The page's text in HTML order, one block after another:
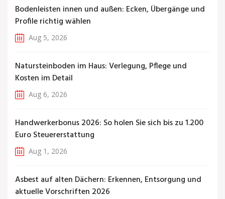
Bodenleisten innen und außen: Ecken, Übergänge und
Profile richtig wählen
Aug 5, 2026
Natursteinboden im Haus: Verlegung, Pflege und
Kosten im Detail
Aug 6, 2026
Handwerkerbonus 2026: So holen Sie sich bis zu 1.200
Euro Steuererstattung
Aug 1, 2026
Asbest auf alten Dächern: Erkennen, Entsorgung und
aktuelle Vorschriften 2026